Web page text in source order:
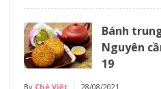
Bánh
Nguyên
19
By Chè Việt 28/08/2021